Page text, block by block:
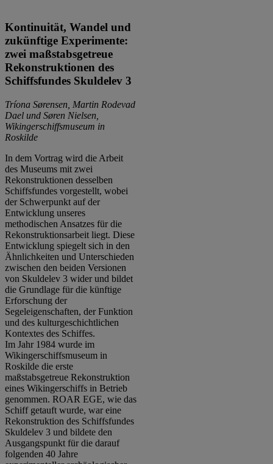
Kontinuität, Wandel und
zukünftige Experimente:
zwei maßstabsgetreue
Rekonstruktionen des
Schiffsfundes Skuldelev 3
Tríona Sørensen, Martin Rodevad
Dael und Søren Nielsen,
Wikingerschiffsmuseum in
Roskilde
In dem Vortrag wird die Arbeit
des Museums mit zwei
Rekonstruktionen desselben
Schiffsfundes vorgestellt, wobei
der Schwerpunkt auf der
Entwicklung unseres
methodischen Ansatzes für die
Rekonstruktionsarbeit liegt. Diese
Entwicklung spiegelt sich in den
Ähnlichkeiten und Unterschieden
zwischen den beiden Versionen
von Skuldelev 3 wider und bildet
die Grundlage für die künftige
Erforschung der
Segeleigenschaften, der Funktion
und des kulturgeschichtlichen
Kontextes des Schiffes.
Im Jahr 1984 wurde im
Wikingerschiffsmuseum in
Roskilde die erste
maßstabsgetreue Rekonstruktion
eines Wikingerschiffs in Betrieb
genommen. ROAR EGE, wie das
Schiff getauft wurde, war eine
Rekonstruktion des Schiffsfundes
Skuldelev 3 und bildete den
Ausgangspunkt für die darauf
folgenden 40 Jahre